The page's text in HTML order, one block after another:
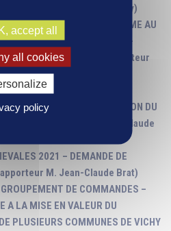
M. Jean-Sébastien Laloy)
D’UN POLE ATHLETISME AU
ALPES AUVERGNE VICHY –
PROJET DETAILLE (rapporteur
– CONSTRUCTION DU POLE
A LAVOINE – APPROBATION DU
(rapporteur M. Jean-Claude
2021 – DEMANDE DE
M. Jean-Claude Brat)
DE COMMANDES –
A LA MISE EN VALEUR DU
PLUSIEURS COMMUNES DE VICHY
accept all
all cookies
policy